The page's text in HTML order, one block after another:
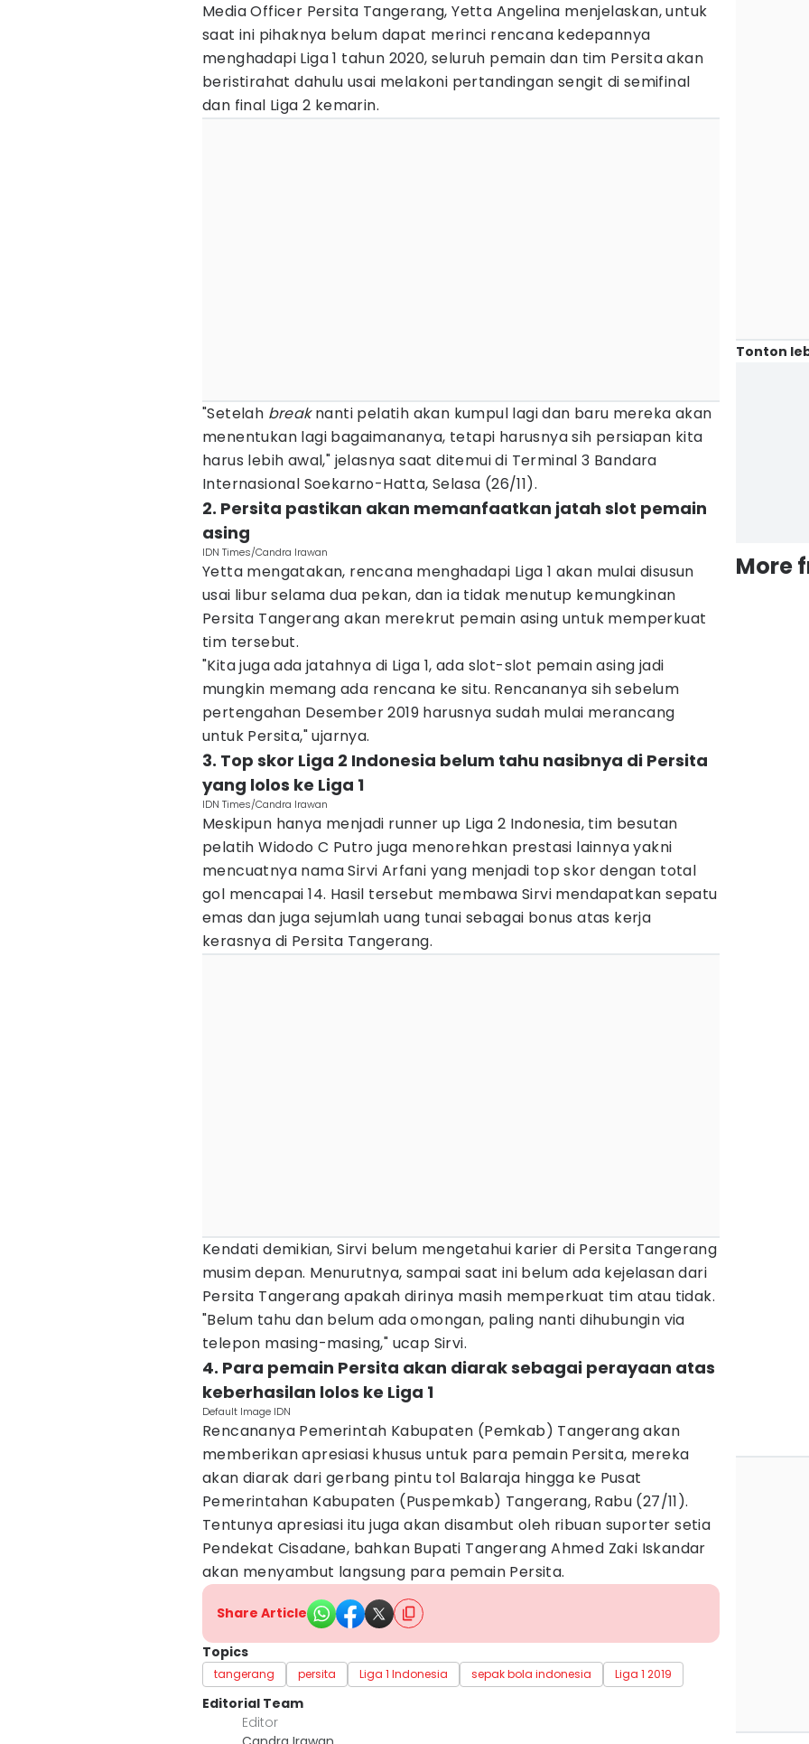
Media Officer Persita Tangerang, Yetta Angelina menjelaskan, untuk
saat ini pihaknya belum dapat merinci rencana kedepannya
menghadapi Liga 1 tahun 2020, seluruh pemain dan tim Persita akan
beristirahat dahulu usai melakoni pertandingan sengit di semifinal
dan final Liga 2 kemarin.
"Setelah breaknanti pelatih akan kumpul lagi dan baru mereka akan
menentukan lagi bagaimananya, tetapi harusnya sih persiapan kita
harus lebih awal," jelasnya saat ditemui di Terminal 3 Bandara
Internasional Soekarno-Hatta, Selasa (26/11).
2. Persita pastikan akan memanfaatkan jatah slot pemain
asing
IDN Times/Candra Irawan
Yetta mengatakan, rencana menghadapi Liga 1 akan mulai disusun
usai libur selama dua pekan, dan ia tidak menutup kemungkinan
Persita Tangerang akan merekrut pemain asing untuk memperkuat
tim tersebut.
"Kita juga ada jatahnya di Liga 1, ada slot-slot pemain asing jadi
mungkin memang ada rencana ke situ. Rencananya sih sebelum
pertengahan Desember 2019 harusnya sudah mulai merancang
untuk Persita," ujarnya.
3. Top skor Liga 2 Indonesia belum tahu nasibnya di Persita
yang lolos ke Liga 1
IDN Times/Candra Irawan
Meskipun hanya menjadi runner up Liga 2 Indonesia, tim besutan
pelatih Widodo C Putro juga menorehkan prestasi lainnya yakni
mencuatnya nama Sirvi Arfani yang menjadi top skor dengan total
gol mencapai 14. Hasil tersebut membawa Sirvi mendapatkan sepatu
emas dan juga sejumlah uang tunai sebagai bonus atas kerja
kerasnya di Persita Tangerang.
Kendati demikian, Sirvi belum mengetahui karier di Persita Tangerang
musim depan. Menurutnya, sampai saat ini belum ada kejelasan dari
Persita Tangerang apakah dirinya masih memperkuat tim atau tidak.
"Belum tahu dan belum ada omongan, paling nanti dihubungin via
telepon masing-masing," ucap Sirvi.
4. Para pemain Persita akan diarak sebagai perayaan atas
keberhasilan lolos ke Liga 1
Default Image IDN
Rencananya Pemerintah Kabupaten (Pemkab) Tangerang akan
memberikan apresiasi khusus untuk para pemain Persita, mereka
akan diarak dari gerbang pintu tol Balaraja hingga ke Pusat
Pemerintahan Kabupaten (Puspemkab) Tangerang, Rabu (27/11).
Tentunya apresiasi itu juga akan disambut oleh ribuan suporter setia
Pendekat Cisadane, bahkan Bupati Tangerang Ahmed Zaki Iskandar
akan menyambut langsung para pemain Persita.
Share Article
Topics
tangerang persita Liga 1 Indonesia sepak bola indonesia Liga 1 2019
Editorial Team
Editor
Tonton
More